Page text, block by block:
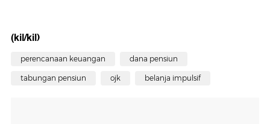
(kil/kil)
perencanaan keuangan dana pensiun
tabungan pensiun ojk belanja impulsif